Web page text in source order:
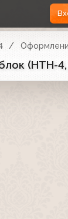
(НТН-4,